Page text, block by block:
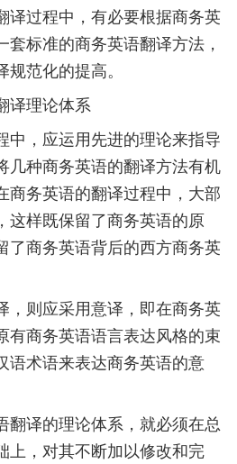
译过程中，有必要根据商务英
标准的商务英语翻译方法，
范化的提高。
译理论体系
中，应运用先进的理论来指导
几种商务英语的翻译方法有机
商务英语的翻译过程中，大部
这样既保留了商务英语的原
了商务英语背后的西方商务英
，则应采用意译，即在商务英
有商务英语语言表达风格的束
语术语来表达商务英语的意
翻译的理论体系，就必须在总
上，对其不断加以修改和完